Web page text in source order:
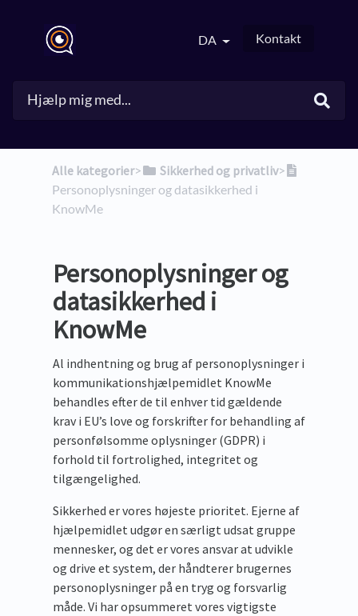
DA Kontakt
Alle kategorier​>​ ​Sikkerhed og privatliv​>​
Personoplysninger og datasikkerhed i
KnowMe
Personoplysninger og
datasikkerhed i
KnowMe
Al indhentning og brug af personoplysninger i
kommunikationshjælpemidlet KnowMe
behandles efter de til enhver tid gældende
krav i EU’s love og forskrifter for behandling af
personfølsomme oplysninger (GDPR) i
forhold til fortrolighed, integritet og
tilgængelighed.
Sikkerhed er vores højeste prioritet. Ejerne af
hjælpemidlet udgør en særligt udsat gruppe
mennesker, og det er vores ansvar at udvikle
og drive et system, der håndterer brugernes
personoplysninger på en tryg og forsvarlig
måde. Vi har opsummeret vores vigtigste